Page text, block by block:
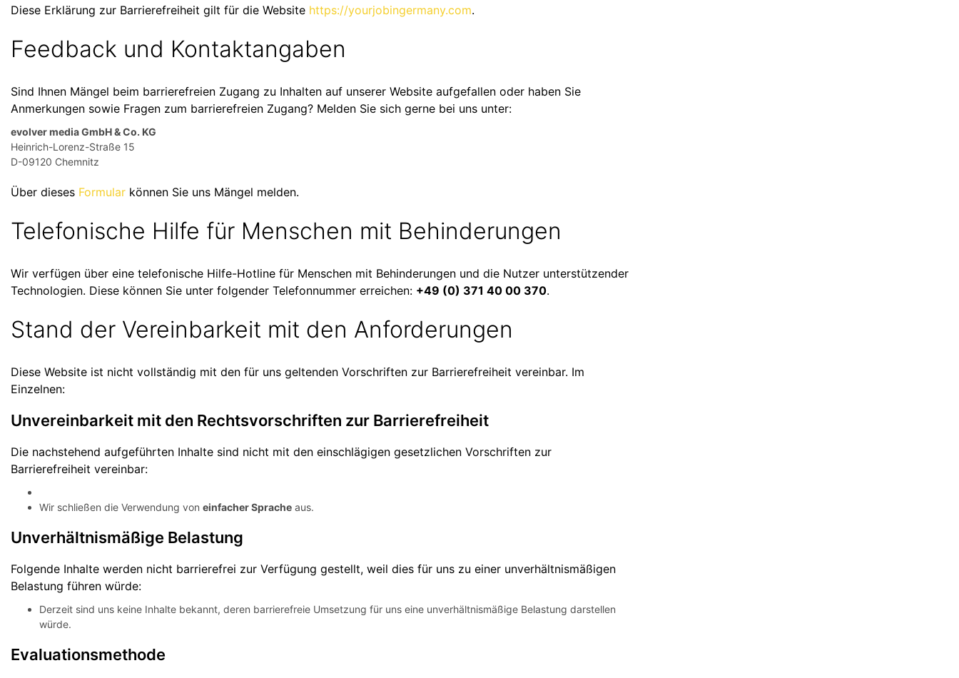
Diese Erklärung zur Barrierefreiheit gilt für die Website https://yourjobingermany.com.
Feedback und Kontaktangaben
Sind Ihnen Mängel beim barrierefreien Zugang zu Inhalten auf unserer Website aufgefallen oder haben Sie
Anmerkungen sowie Fragen zum barrierefreien Zugang? Melden Sie sich gerne bei uns unter:
evolver media GmbH & Co. KG
Heinrich-Lorenz-Straße 15
D-09120 Chemnitz
Über dieses Formular können Sie uns Mängel melden.
Telefonische Hilfe für Menschen mit Behinderungen
Wir verfügen über eine telefonische Hilfe-Hotline für Menschen mit Behinderungen und die Nutzer unterstützender
Technologien. Diese können Sie unter folgender Telefonnummer erreichen: +49 (0) 371 40 00 370.
Stand der Vereinbarkeit mit den Anforderungen
Diese Website ist nicht vollständig mit den für uns geltenden Vorschriften zur Barrierefreiheit vereinbar. Im
Einzelnen:
Unvereinbarkeit mit den Rechtsvorschriften zur Barrierefreiheit
Die nachstehend aufgeführten Inhalte sind nicht mit den einschlägigen gesetzlichen Vorschriften zur
Barrierefreiheit vereinbar:
Wir schließen die Verwendung von einfacher Sprache aus.
Unverhältnismäßige Belastung
Folgende Inhalte werden nicht barrierefrei zur Verfügung gestellt, weil dies für uns zu einer unverhältnismäßigen
Belastung führen würde:
Derzeit sind uns keine Inhalte bekannt, deren barrierefreie Umsetzung für uns eine unverhältnismäßige Belastung darstellen
würde.
Evaluationsmethode